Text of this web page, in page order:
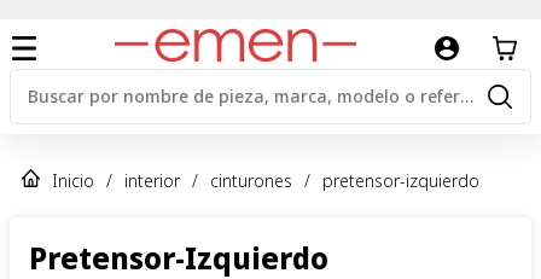
Inicio / interior / cinturones / pretensor-izquierdo
Pretensor-Izquierdo